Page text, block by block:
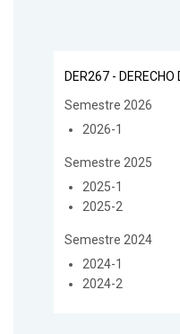
DER267 - DERECHO
Semestre 2026
2026-1
Semestre 2025
2025-1
2025-2
Semestre 2024
2024-1
2024-2